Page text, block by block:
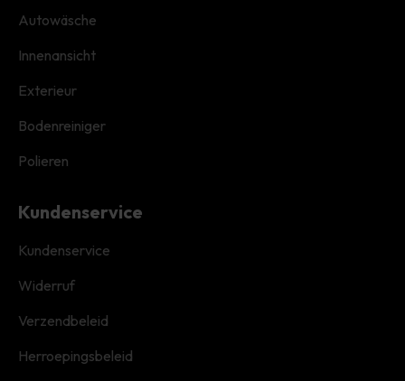
Autowäsche
Innenansicht
Exterieur
Bodenreiniger
Polieren
Kundenservice
Kundenservice
Widerruf
Verzendbeleid
Herroepingsbeleid